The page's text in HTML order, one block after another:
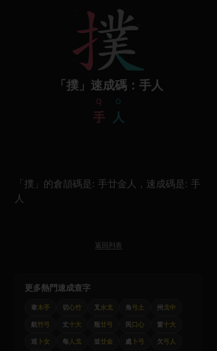
「撲」速成碼：手人
q
手
o
人
「撲」的倉頡碼是: 手廿金人，速成碼是: 手
人
返回列表
更多熱門速成查字
韋木手 切心竹 叉 水戈 角弓土 州 戈中
航竹弓 丈十大 瓶廿弓 民口心 窗十大
巡 卜女 每人戈 並廿金 處 卜弓 欠弓人